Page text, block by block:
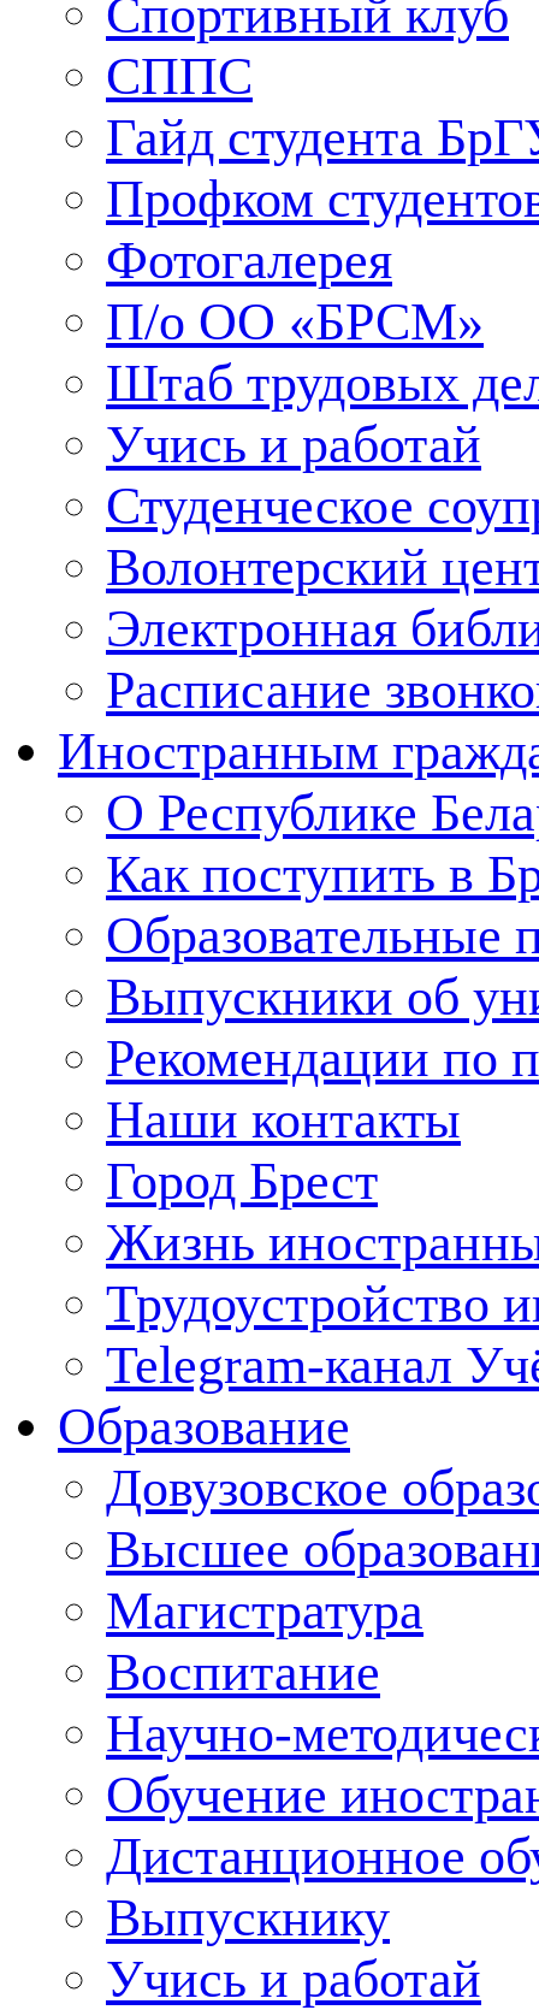
Спортивный клуб
СППС
Гайд студента
Профком
Фотогалерея
П/о ОО «БРСМ»
Штаб трудовых
Учись и работай
Студенческое
Волонтерский
Электронная
Расписание
Иностранным
О Республике
Как поступить в
Образовательные
Выпускники об
Рекомендации по
Наши контакты
Город Брест
Жизнь
Трудоустройство
Telegram-канал
Образование
Довузовское
Высшее
Магистратура
Воспитание
Научно-
Обучение
Дистанционное
Выпускнику
Учись и работай